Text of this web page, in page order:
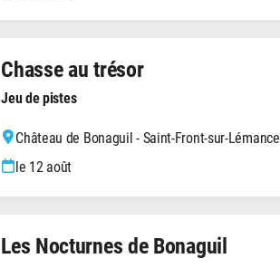
Chasse au trésor
Jeu de pistes
Château de Bonaguil - Saint-Front-sur-Lémance
le 12 août
Les Nocturnes de Bonaguil